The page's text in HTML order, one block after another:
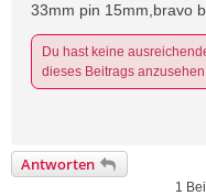
a
g
33mm pin 15mm,bravo
Du hast keine
dieses Beitrags
Antworten
1